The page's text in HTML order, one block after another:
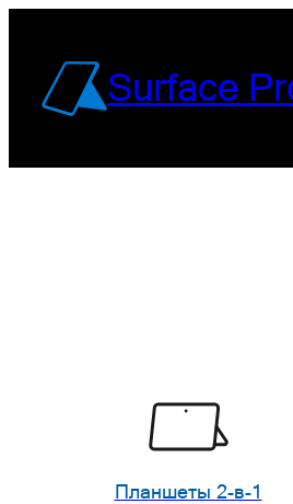
содержимомуSurface
Планшеты 2-в-1